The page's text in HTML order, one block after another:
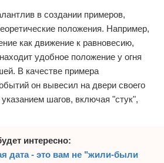
в создании примеров,
положения. Например,
как движение к равновесию,
удобное положение у огня
В качестве примера
он вывесил на двери своего
шагов, включая "стук",
интересно:
дата - это вам не "жили-были